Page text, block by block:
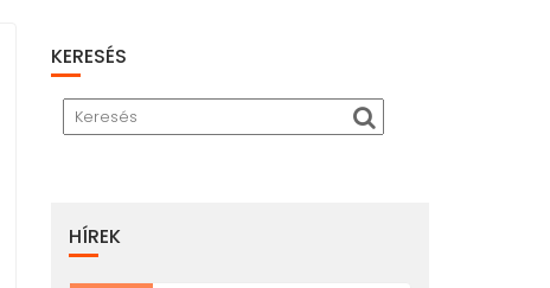
KERESÉS
HÍREK